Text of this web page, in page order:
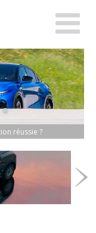
réussie ?
6 7
item-8
item-9